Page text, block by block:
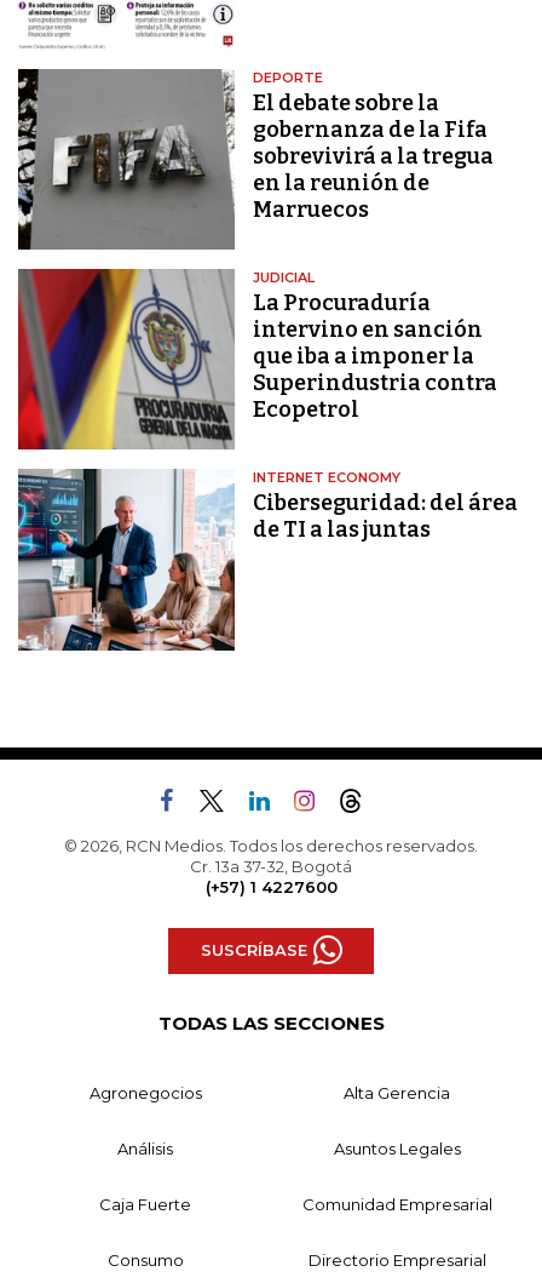
DEPORTE
El debate sobre la
gobernanza de la Fifa
sobrevivirá a la tregua
en la reunión de
Marruecos
JUDICIAL
La Procuraduría
intervino en sanción
que iba a imponer la
Superindustria contra
Ecopetrol
INTERNET ECONOMY
Ciberseguridad: del área
de TI a las juntas
© 2026, RCN Medios. Todos los derechos reservados.
Cr. 13a 37-32, Bogotá
(+57) 1 4227600
SUSCRÍBASE
TODAS LAS SECCIONES
Agronegocios Alta Gerencia
Análisis Asuntos Legales
Caja Fuerte Comunidad Empresarial
Consumo Directorio Empresarial